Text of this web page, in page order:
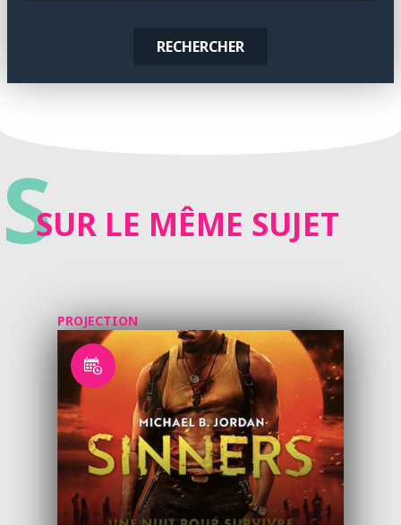
RECHERCHER
SSUR LE MÊME SUJET
PROJECTION